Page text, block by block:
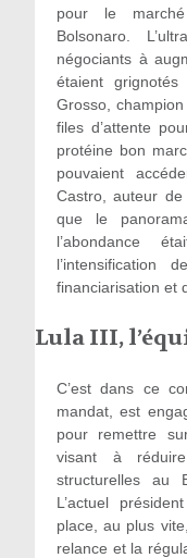
pour le
Bolsonaro.
négociants à
étaient
Grosso,
files d’attente
protéine bon
pouvaient
Castro, auteur
que le
l’abondance
l’intensification
financiarisation et
Lula III,
C’est dans ce
mandat, est
pour remettre
visant à réduire
structurelles au
L’actuel
place, au plus
relance et la